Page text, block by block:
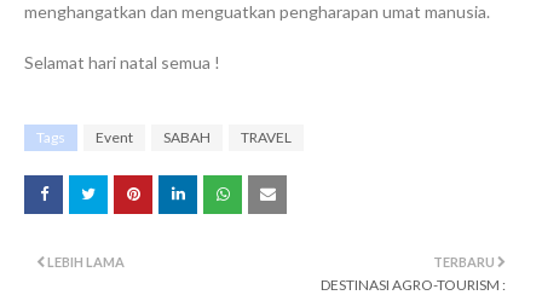
menghangatkan dan menguatkan pengharapan umat manusia.
Selamat hari natal semua !
Tags Event SABAH TRAVEL
TERBARU
DESTINASI AGRO-TOURISM :
LEBIH LAMA